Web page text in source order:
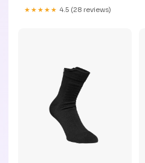
★★★★★ 4.5 (28 reviews)